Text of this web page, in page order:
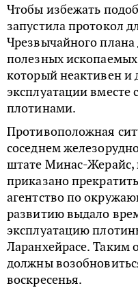
Чтобы избежать
запустила протокол
Чрезвычайного
полезных
который неактивен и
эксплуатации вместе
плотинами.
Противоположная
соседнем
штате Минас-Жерайс,
приказано
агентство по
развитию выдало
эксплуатацию
Ларанхейрасе. Таким
должны
воскресенья.